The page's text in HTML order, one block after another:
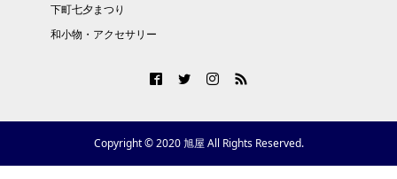
下町七夕まつり
和小物・アクセサリー
Copyright © 2020 旭屋 All Rights Reserved.